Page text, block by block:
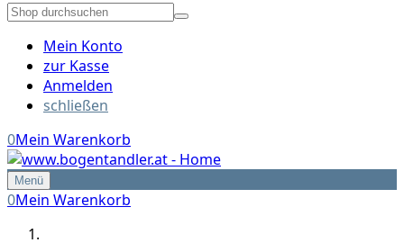
Mein Konto
zur Kasse
Anmelden
schließen
0Mein Warenkorb
Menü
0Mein Warenkorb